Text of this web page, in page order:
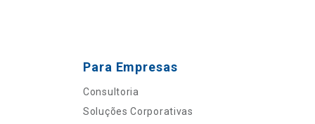
Para Empresas
Consultoria
Soluções Corporativas